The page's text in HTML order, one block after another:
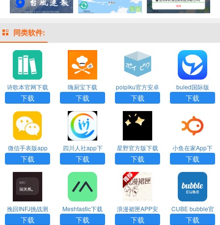
同类软件:
诗歌本官网下载
下载
嗨厨宝下载
下载
poipiku官方安卓
下载
下载
buled国际版
下载
微信手表版app
下载
下载
四川人社app下
载官网版
下载
星野官方版下载
下载
小鱼在家App下
载
下载
挽回INFJ挑战测
试app下载
下载
Meshtastic下载
中文版
下载
浪漫裙匣APP安
卓官网下载
下载
CUBE bubble官
方安卓最新版
下载